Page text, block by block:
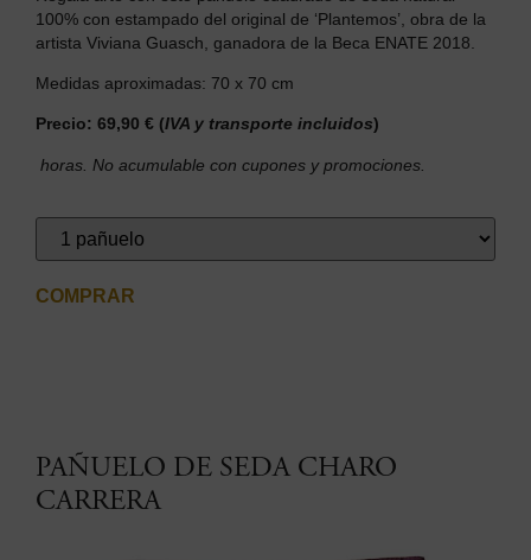
100% con estampado del original de ‘Plantemos’, obra de la
artista Viviana Guasch, ganadora de la Beca ENATE 2018.
Medidas aproximadas: 70 x 70 cm
Precio: 69,90 € (IVA y transporte incluidos)
horas. No acumulable con cupones y promociones.
COMPRAR
PAÑUELO DE SEDA CHARO
CARRERA